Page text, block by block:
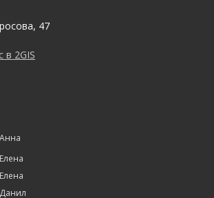
47
в 2GIS
Анна
Елена
Елена
Данил